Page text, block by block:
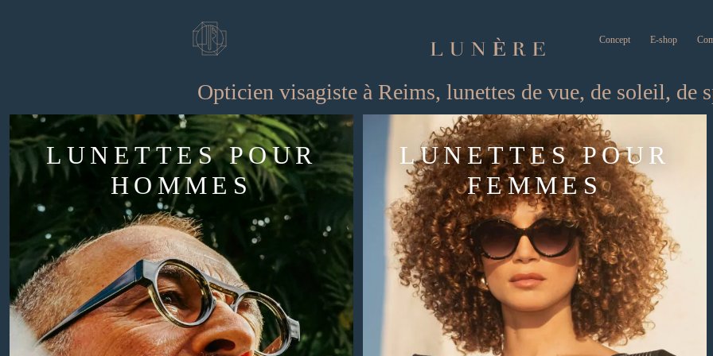
Concept
E-shop
Opticien visagiste à Reims, lunettes de vue, de soleil, de
LUNETTES POUR
HOMMES
LUNETTES POUR
HOMMES
LUNETTES POUR
FEMMES